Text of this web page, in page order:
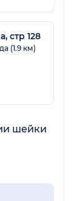
стр 128
(1.9 км)
шейки